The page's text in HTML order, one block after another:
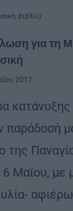
βιβλίο)
για τη
2017
κατάνυξης
παράδοσή
της
6 Μαϊου, με